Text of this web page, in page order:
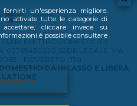
un'esperienza migliore.
attivate tutte le categorie di
cliccare invece su
è possibile consultare
ELETTRODOMESTICI DI
02769430220 SEDE LEGALE: VIA
DA INCASSO E LIBERA